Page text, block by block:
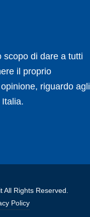
scopo di dare a tutti
il proprio
riguardo agli
Rights Reserved.
Policy